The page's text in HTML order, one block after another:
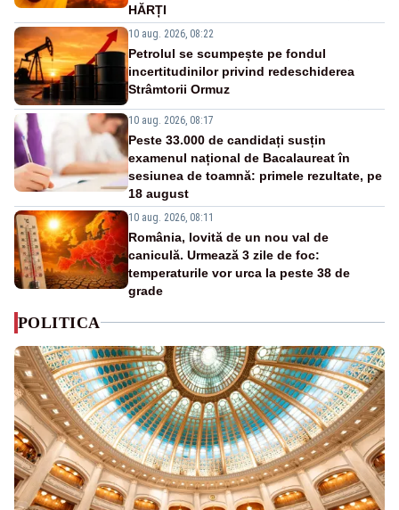
HĂRȚI
10 aug. 2026, 08:22
Petrolul se scumpește pe fondul
incertitudinilor privind redeschiderea
Strâmtorii Ormuz
10 aug. 2026, 08:17
Peste 33.000 de candidați susțin
examenul național de Bacalaureat în
sesiunea de toamnă: primele rezultate, pe
18 august
10 aug. 2026, 08:11
România, lovită de un nou val de
caniculă. Urmează 3 zile de foc:
temperaturile vor urca la peste 38 de
grade
POLITICA